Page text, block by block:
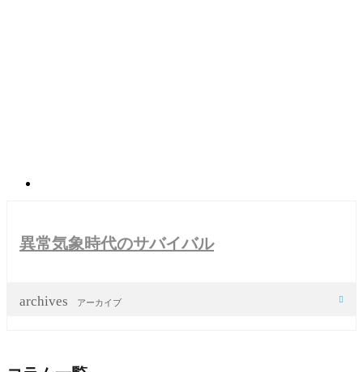
異常気象時代のサバイバル
archives アーカイブ 